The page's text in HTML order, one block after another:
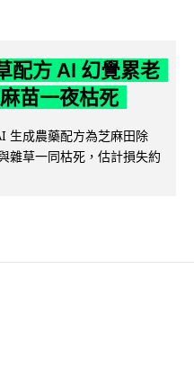
配方 AI 幻覺累老
苗一夜枯死
生成農藥配方為芝麻田除
雜草一同枯死，估計損失約